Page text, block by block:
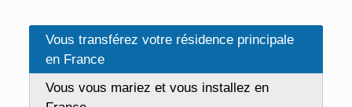
Vous transférez votre résidence principale
en France
Vous vous mariez et vous installez en